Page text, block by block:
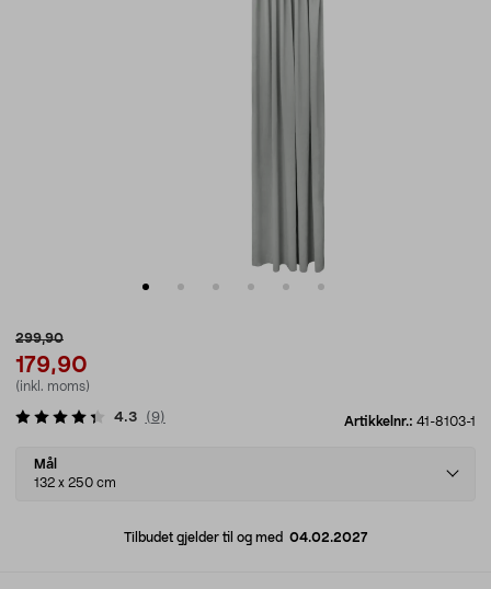
299,90
179,90
(inkl. moms)
Artikkelnr.: 41-8103-1
4.3 (9)
Select
variant
Mål
132 x 250 cm
Tilbudet gjelder til og med 04.02.2027